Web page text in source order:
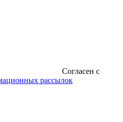
Согласен с
рассылок